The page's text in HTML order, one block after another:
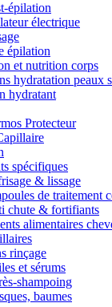
épilation
électrique
épilation
et nutrition corps
hydratation peaux
hydratant
Protecteur
spécifiques
& lissage
de traitement
chute & fortifiants
alimentaires
rinçage
et sérums
shampoing
baumes